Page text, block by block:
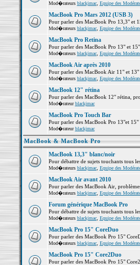
Mod�rateurs blackjmac, Equipe des
MacBook Pro Mars 2012 (USB 3)
Pour parler des MacBook Pro 13,3" et
Mod�rateurs blackjmac, Equipe des
MacBook Pro Retina
Pour parler des MacBook Pro 13" et
Mod�rateurs blackjmac, Equipe des
MacBook Air après 2010
Pour parler des MacBook Air 11" et
Mod�rateurs blackjmac, Equipe des
MacBook 12" rétina
Pour parler des MacBook 12" rétina,
Mod�rateurblackjmac
MacBook Pro Touch Bar
Pour parler des MacBook Pro 13"et
Mod�rateurblackjmac
MacBook & MacBook Pro
MacBook 13,3" blanc/noir
Pour débattre de sujets touchants tous
Mod�rateurs blackjmac, Equipe des
MacBook Air avant 2010
Pour parler des MacBook Air,
Mod�rateurs blackjmac, Equipe des
Forum générique MacBook Pro
Pour débattre de sujets touchants tous
Mod�rateurs blackjmac, Equipe des
MacBook Pro 15" CoreDuo
Pour parler des MacBook Pro 15"
Mod�rateurs blackjmac, Equipe des
MacBook Pro 15" Core2Duo
Pour parler des MacBook Pro 15"